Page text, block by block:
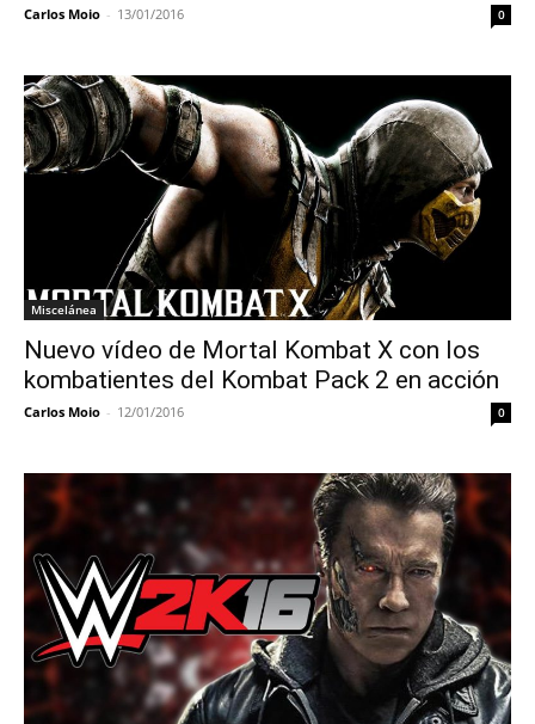
Carlos Moio - 13/01/2016 0
Miscelánea
Nuevo vídeo de Mortal Kombat X con los
kombatientes del Kombat Pack 2 en acción
Carlos Moio - 12/01/2016 0